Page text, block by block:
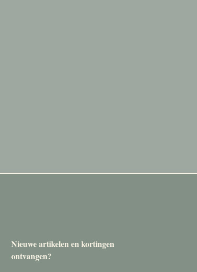
Nieuwe artikelen en kortingen
ontvangen?